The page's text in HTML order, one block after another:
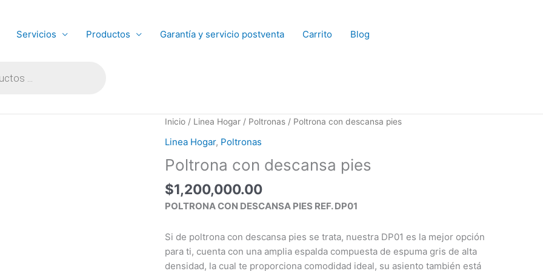
Servicios Productos Garantía y servicio postventa Carrito Blog
Inicio / Linea Hogar / Poltronas / Poltrona con descansa pies
Linea Hogar, Poltronas
Poltrona con descansa pies
$1,200,000.00
POLTRONA CON DESCANSA PIES REF. DP01
Si de poltrona con descansa pies se trata, nuestra DP01 es la mejor opción
para ti, cuenta con una amplia espalda compuesta de espuma gris de alta
densidad, la cual te proporciona comodidad ideal, su asiento también está
Poltrona
con
descansa
pies